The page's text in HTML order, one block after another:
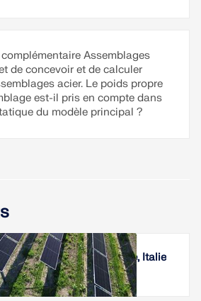
Assemblages
de concevoir et de calculer
acier. Le poids propre
est-il pris en compte dans
du modèle principal ?
sur un vignoble, Italie